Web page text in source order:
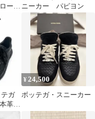
ート
ワイ
ニーカー パピヨン
テガ
革
ース
¥24,500
ボッテガ・スニーカー